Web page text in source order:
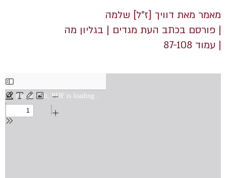
מאמר מאת דוויך [ז"ל] שלמה
| פורסם בכתב העת מגדים | בגליון מה
| עמוד 87-108